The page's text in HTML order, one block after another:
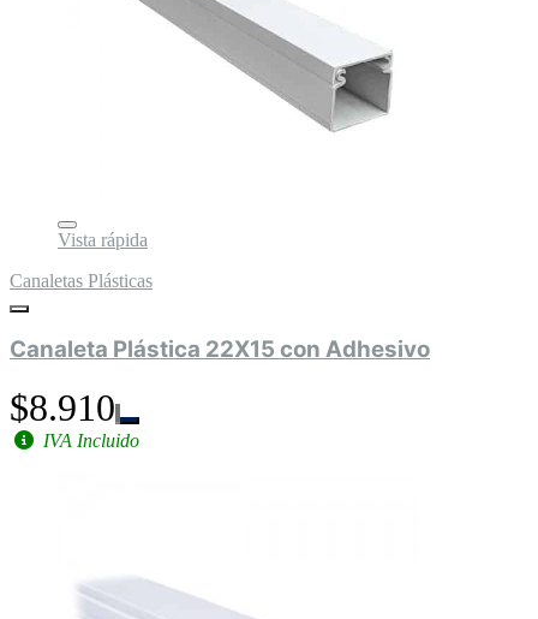
Vista rápida
Canaletas Plásticas
Canaleta Plástica 22X15 con Adhesivo
$8.910
IVA Incluido